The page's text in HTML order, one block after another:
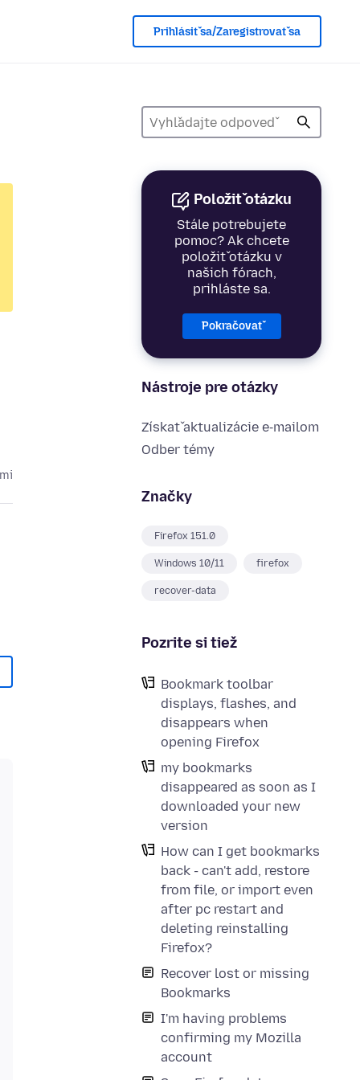
Prihlásiť sa/Zaregistrovať sa
Položiť otázku
Stále potrebujete
pomoc? Ak chcete
položiť otázku v
našich fórach,
prihláste sa.
Pokračovať
Nástroje pre otázky
Získať aktualizácie e‑mailom
Odber témy
Značky
Firefox 151.0
Windows 10/11 firefox
recover-data
Pozrite si tiež
Bookmark toolbar
displays, flashes, and
disappears when
opening Firefox
my bookmarks
disappeared as soon as I
downloaded your new
version
How can I get bookmarks
back - can't add, restore
from file, or import even
after pc restart and
deleting reinstalling
Firefox?
Recover lost or missing
Bookmarks
I'm having problems
confirming my Mozilla
account